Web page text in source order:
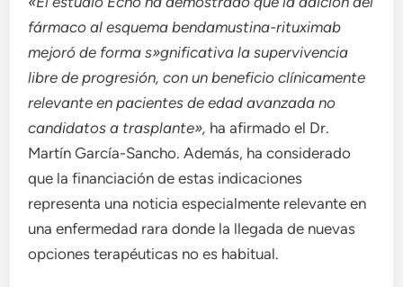
fármaco al esquema bendamustina-rituximab
mejoró de forma s»gnificativa la supervivencia
libre de progresión, con un beneficio clínicamente
relevante en pacientes de edad avanzada no
candidatos a trasplante», ha afirmado el Dr.
Martín García-Sancho. Además, ha considerado
que la financiación de estas indicaciones
representa una noticia especialmente relevante en
una enfermedad rara donde la llegada de nuevas
opciones terapéuticas no es habitual.